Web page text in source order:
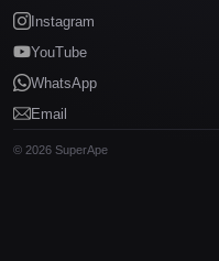
Instagram
YouTube
WhatsApp
Email
© 2026 SuperApe